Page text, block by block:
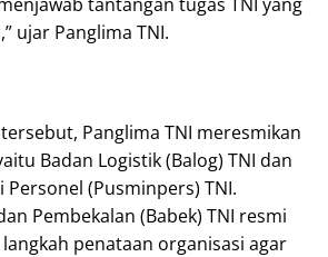
ujar Panglima TNI.
Panglima TNI meresmikan
Badan Logistik (Balog) TNI dan
(Pusminpers) TNI.
Pembekalan (Babek) TNI resmi
penataan organisasi agar